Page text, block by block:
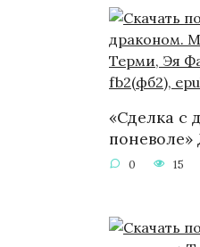
«Сделка с
0 15